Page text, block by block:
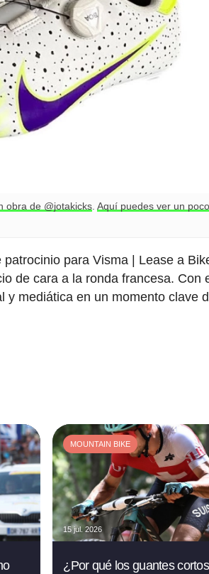
obra de @jotakicks .Aquí puedes ver un
para Visma | Lease a
de cara a la ronda francesa. Con
y mediática en un momento clave
MOUNTAIN BIKE
15 jul. 2026
¿Por qué los guantes